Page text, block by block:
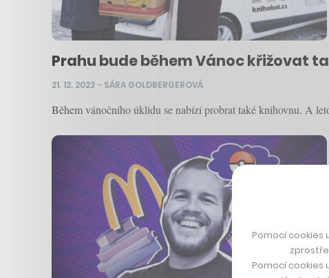
Prahu bude během Vánoc křižovat
21. 12. 2022– SÁRA GOLDBERGEROVÁ
Během vánočního úklidu se nabízí probrat také knihovnu. A
Pomocí cookies
Pomocí cookies